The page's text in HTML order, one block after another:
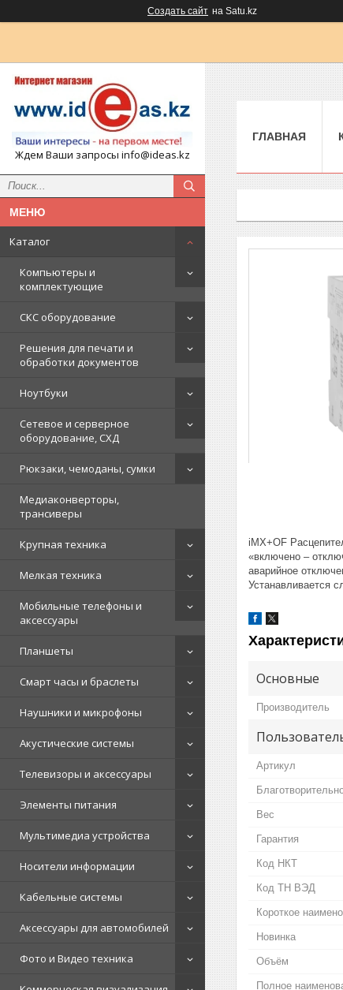
Создать сайт на Satu.kz
Ждем Ваши запросы info@ideas.kz
Каталог
Компьютеры и
комплектующие
СКС оборудование
Решения для печати и
обработки документов
Ноутбуки
Сетевое и серверное
оборудование, СХД
Рюкзаки, чемоданы, сумки
Медиаконверторы,
трансиверы
Крупная техника
Мелкая техника
Мобильные телефоны и
аксессуары
Планшеты
Смарт часы и браслеты
Наушники и микрофоны
Акустические системы
Телевизоры и аксессуары
Элементы питания
Мультимедиа устройства
Носители информации
Кабельные системы
Аксессуары для автомобилей
Фото и Видео техника
ГЛАВНАЯ
iMX+OF
«включено –
аварийное
Устанавливается
Основные
Производитель
Артикул
Вес
Гарантия
Код НКТ
Код ТН ВЭД
Короткое
Новинка
Объём
Полное